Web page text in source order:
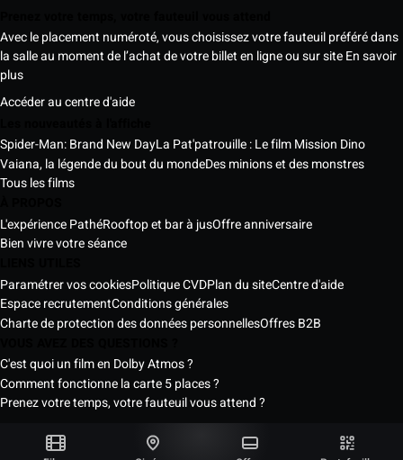
Avec le placement numéroté, vous choisissez votre fauteuil préféré dans
la salle au moment de l’achat de votre billet en ligne ou sur siteEn savoir
plus
Accéder au centre d'aide
Spider-Man: Brand New DayLa Pat'patrouille : Le film Mission Dino
Vaiana, la légende du bout du mondeDes minions et des monstres
Tous les films
L'expérience PathéRooftop et bar à jusOffre anniversaire
Bien vivre votre séance
Paramétrer vos cookiesPolitique CVDPlan du siteCentre d'aide
Espace recrutementConditions générales
Charte de protection des données personnellesOffres B2B
C'est quoi un film en Dolby Atmos ?
Comment fonctionne la carte 5 places ?
Prenez votre temps, votre fauteuil vous attend ?
Les Cinémas Pathé Sénégal © 2026